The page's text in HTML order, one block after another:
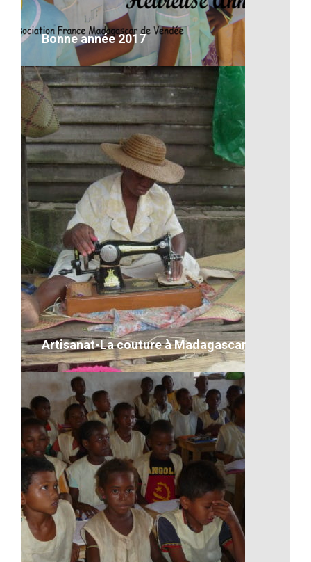
VOIR LE DÉTAIL
Bonne année 2017
Bonne année 2017
VOIR LE DÉTAIL
Artisanat-La couture à Madagascar